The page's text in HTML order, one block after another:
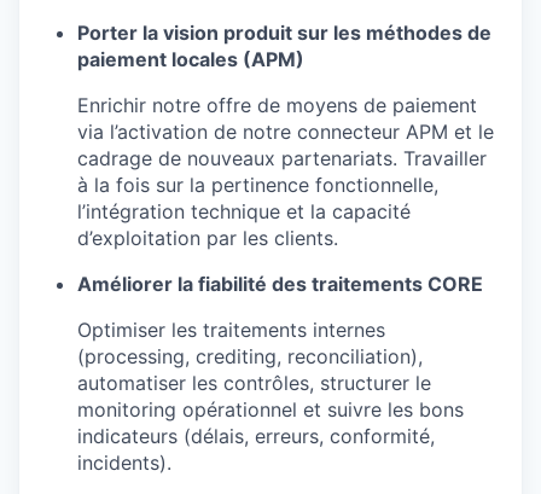
Porter la vision produit sur les méthodes de
paiement locales (APM)
Enrichir notre offre de moyens de paiement
via l’activation de notre connecteur APM et le
cadrage de nouveaux partenariats. Travailler
à la fois sur la pertinence fonctionnelle,
l’intégration technique et la capacité
d’exploitation par les clients.
Améliorer la fiabilité des traitements CORE
Optimiser les traitements internes
(processing, crediting, reconciliation),
automatiser les contrôles, structurer le
monitoring opérationnel et suivre les bons
indicateurs (délais, erreurs, conformité,
incidents).